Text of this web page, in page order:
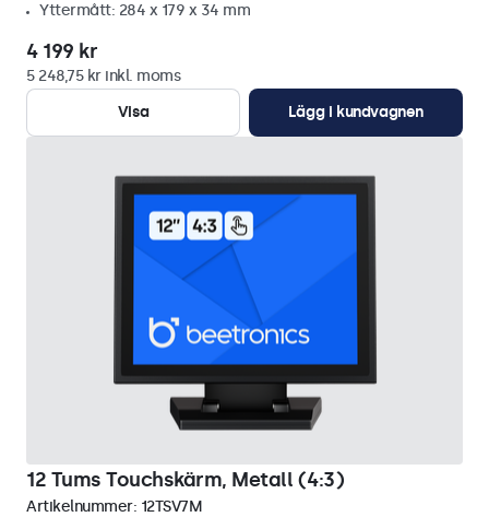
Yttermått: 284 x 179 x 34 mm
4 199 kr
5 248,75 kr inkl. moms
Visa
Lägg i kundvagnen
12 Tums Touchskärm, Metall (4:3)
Artikelnummer: 12TSV7M